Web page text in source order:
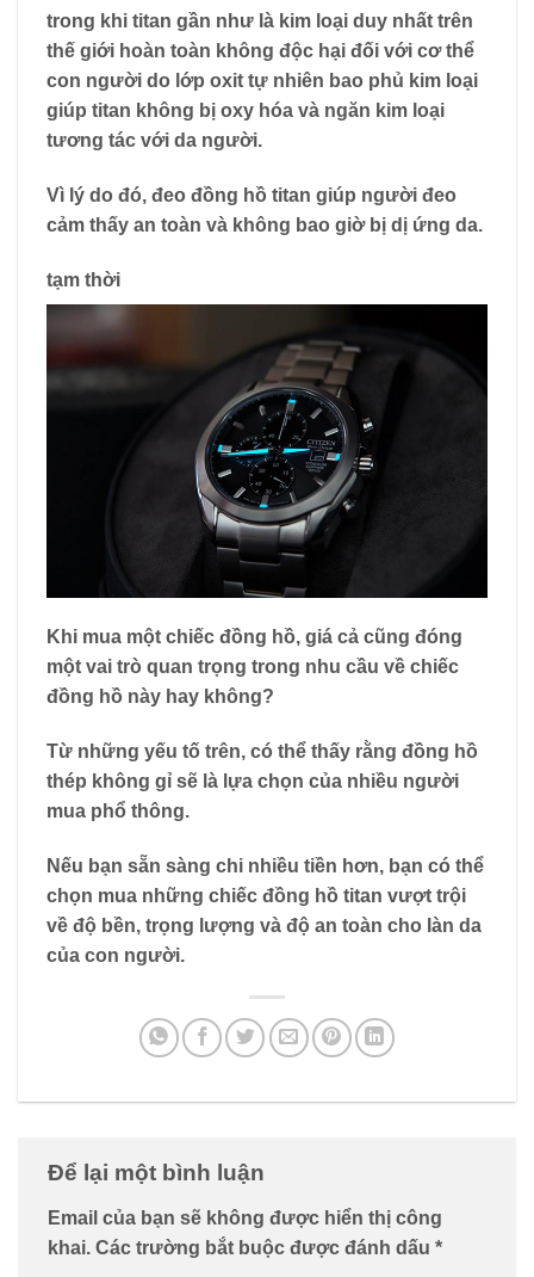
trong khi titan gần như là kim loại duy nhất trên
thế giới hoàn toàn không độc hại đối với cơ thể
con người do lớp oxit tự nhiên bao phủ kim loại
giúp titan không bị oxy hóa và ngăn kim loại
tương tác với da người.
Vì lý do đó, đeo đồng hồ titan giúp người đeo
cảm thấy an toàn và không bao giờ bị dị ứng da.
tạm thời
Khi mua một chiếc đồng hồ, giá cả cũng đóng
một vai trò quan trọng trong nhu cầu về chiếc
đồng hồ này hay không?
Từ những yếu tố trên, có thể thấy rằng đồng hồ
thép không gỉ sẽ là lựa chọn của nhiều người
mua phổ thông.
Nếu bạn sẵn sàng chi nhiều tiền hơn, bạn có thể
chọn mua những chiếc đồng hồ titan vượt trội
về độ bền, trọng lượng và độ an toàn cho làn da
của con người.
Để lại một bình luận
Email của bạn sẽ không được hiển thị công
khai. Các trường bắt buộc được đánh dấu *